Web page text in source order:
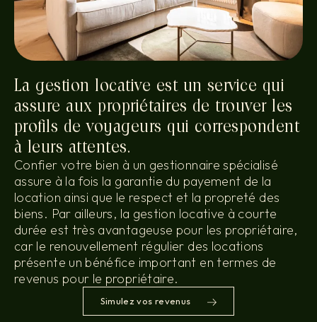
La gestion locative est un service qui
assure aux propriétaires de trouver les
profils de voyageurs qui correspondent
à leurs attentes.
Confier votre bien à un gestionnaire spécialisé
assure à la fois la garantie du payement de la
location ainsi que le respect et la propreté des
biens. Par ailleurs, la gestion locative à courte
durée est très avantageuse pour les propriétaire,
car le renouvellement régulier des locations
présente un bénéfice important en termes de
revenus pour le propriétaire.
Simulez vos revenus